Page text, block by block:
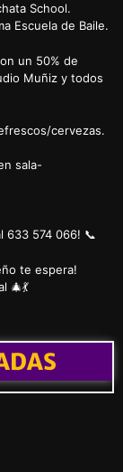
School.
Escuela de Baile.
un 50% de
Muñiz y todos
cervezas.
sala-
633 574 066! 📞
te espera!
🎄💃